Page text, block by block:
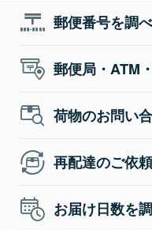
郵便番号を調
郵便局・ATM
荷物のお問い
再配達のご依
お届け日数を